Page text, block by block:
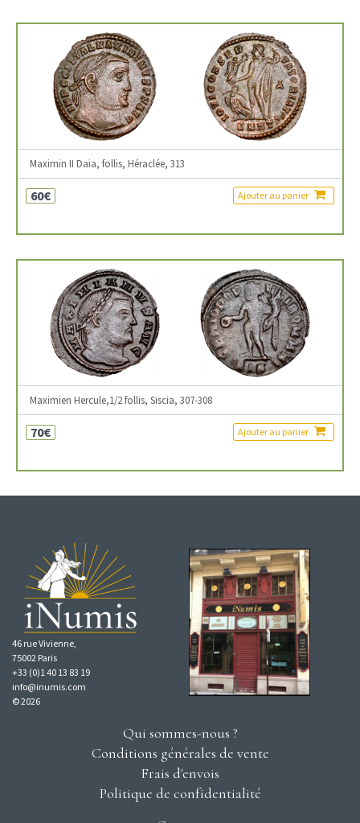
Maximin II Daia, follis, Héraclée, 313
60€ Ajouter au panier
Maximien Hercule,1/2 follis, Siscia, 307-308
70€ Ajouter au panier
46 rue Vivienne,
75002 Paris
+33 (0)1 40 13 83 19
info@inumis.com
© 2026
Qui sommes-nous ?
Conditions générales de vente
Frais d'envois
Politique de confidentialité